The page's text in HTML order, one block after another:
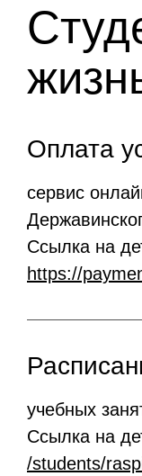
Оплата
сервис
Ссылка на
https://
учебных
Ссылка на
/students/